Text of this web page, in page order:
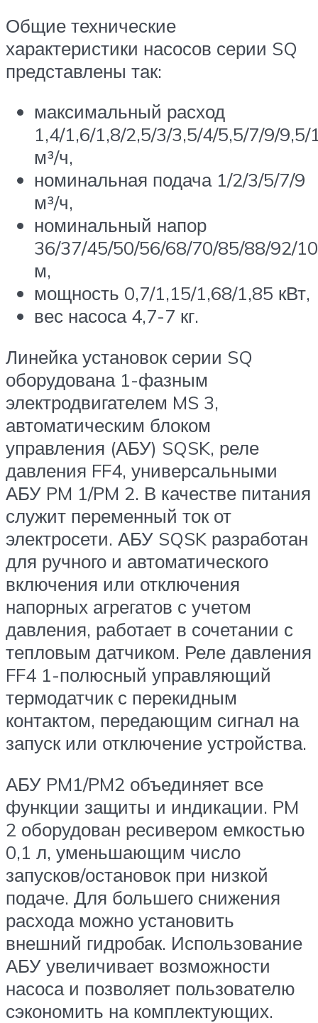
Общие технические
характеристики насосов серии SQ
представлены так:
максимальный расход
1,4/1,6/1,8/2,5/3/3,5/4/5,5/7/9/9,5/
м³/ч,
номинальная подача 1/2/3/5/7/9
м³/ч,
номинальный напор
36/37/45/50/56/68/70/85/88/92/
м,
мощность 0,7/1,15/1,68/1,85 кВт,
вес насоса 4,7-7 кг.
Линейка установок серии SQ
оборудована 1-фазным
электродвигателем MS 3,
автоматическим блоком
управления (АБУ) SQSK, реле
давления FF4, универсальными
АБУ PM 1/PM 2. В качестве питания
служит переменный ток от
электросети. АБУ SQSK разработан
для ручного и автоматического
включения или отключения
напорных агрегатов с учетом
давления, работает в сочетании с
тепловым датчиком. Реле давления
FF4 1-полюсный управляющий
термодатчик с перекидным
контактом, передающим сигнал на
запуск или отключение устройства.
АБУ PM1/PM2 объединяет все
функции защиты и индикации. PM
2 оборудован ресивером емкостью
0,1 л, уменьшающим число
запусков/остановок при низкой
подаче. Для большего снижения
расхода можно установить
внешний гидробак. Использование
АБУ увеличивает возможности
насоса и позволяет пользователю
сэкономить на комплектующих.